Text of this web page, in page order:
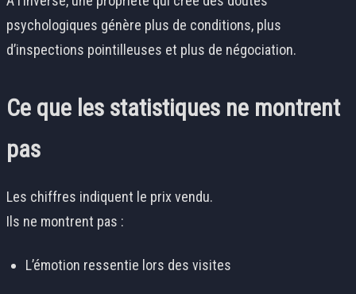
psychologiques génère plus de conditions, plus
d’inspections pointilleuses et plus de négociation.
Ce que les statistiques ne montrent
pas
Les chiffres indiquent le prix vendu.
Ils ne montrent pas :
L’émotion ressentie lors des visites